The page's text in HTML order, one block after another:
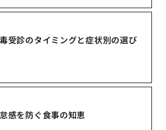
受診のタイミングと症状別の選び
感を防ぐ食事の知恵